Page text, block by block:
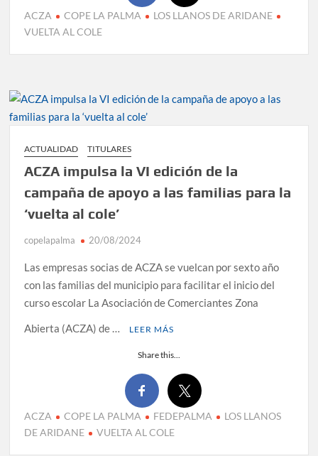
ACZA COPE LA PALMA
LOS LLANOS DE ARIDANE
VUELTA AL COLE
ACTUALIDAD TITULARES
ACZA impulsa la VI edición de la
campaña de apoyo a las familias para la
‘vuelta al cole’
copelapalma 20/08/2024
Las empresas socias de ACZA se vuelcan por sexto año
con las familias del municipio para facilitar el inicio del
curso escolar La Asociación de Comerciantes Zona
Abierta (ACZA) de …
LEER MÁS
Share this...
ACZA COPE LA PALMA FEDEPALMA
LOS LLANOS
DE ARIDANE
VUELTA AL COLE